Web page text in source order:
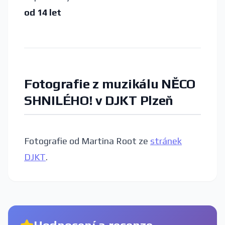
od 14 let
Fotografie z muzikálu NĚCO
SHNILÉHO! v DJKT Plzeň
Fotografie od Martina Root ze stránek
DJKT.